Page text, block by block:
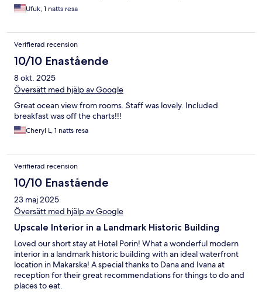
Ufuk, 1 natts resa
Verifierad recension
10/10 Enastående
8 okt. 2025
Översätt med hjälp av Google
Great ocean view from rooms. Staff was lovely. Included
breakfast was off the charts!!!
Cheryl L, 1 natts resa
Verifierad recension
10/10 Enastående
23 maj 2025
Översätt med hjälp av Google
Upscale Interior in a Landmark Historic Building
Loved our short stay at Hotel Porin! What a wonderful modern
interior in a landmark historic building with an ideal waterfront
location in Makarska! A special thanks to Dana and Ivana at
reception for their great recommendations for things to do and
places to eat.